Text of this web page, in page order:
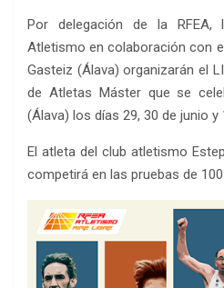
Por delegación de la RFEA,
Atletismo en colaboración con
Gasteiz (Álava) organizarán el
de Atletas Máster que se
(Álava) los días 29, 30 de junio y
El atleta del club atletismo
competirá en las pruebas de